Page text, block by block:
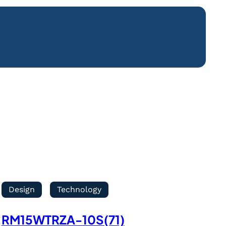
Design Technology
RM15WTRZA-10S(71)